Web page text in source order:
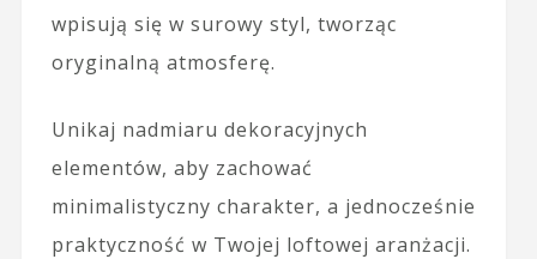
wpisują się w surowy styl, tworząc
oryginalną atmosferę.
Unikaj nadmiaru dekoracyjnych
elementów, aby zachować
minimalistyczny charakter, a jednocześnie
praktyczność w Twojej loftowej aranżacji.